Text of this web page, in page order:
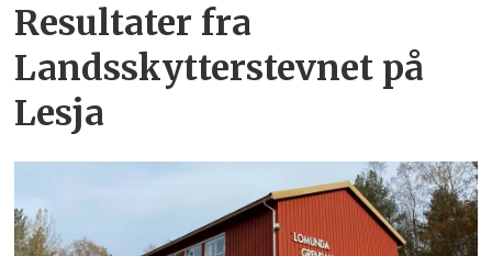
Resultater fra
Landsskytterstevnet på
Lesja